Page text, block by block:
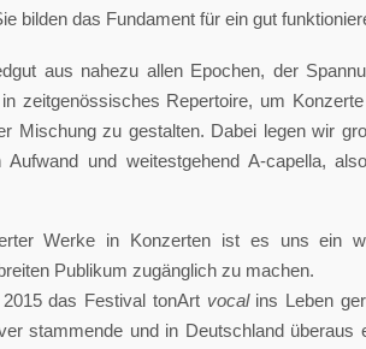
bilden das Fundament für ein gut
aus nahezu allen Epochen, der
zeitgenössisches Repertoire, um
Mischung zu gestalten. Dabei legen wir
und weitestgehend A-capella,
Werke in Konzerten ist es uns ein
Publikum zugänglich zu machen.
das Festival tonArt vocal ins Leben
stammende und in Deutschland überaus